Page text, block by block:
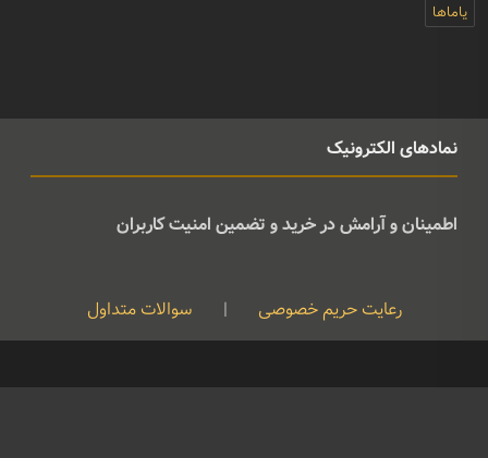
یاماها
نمادهای الکترونیک
اطمینان و آرامش در خرید و تضمین امنیت کاربران
رعایت حریم خصوصی | سوالات متداول